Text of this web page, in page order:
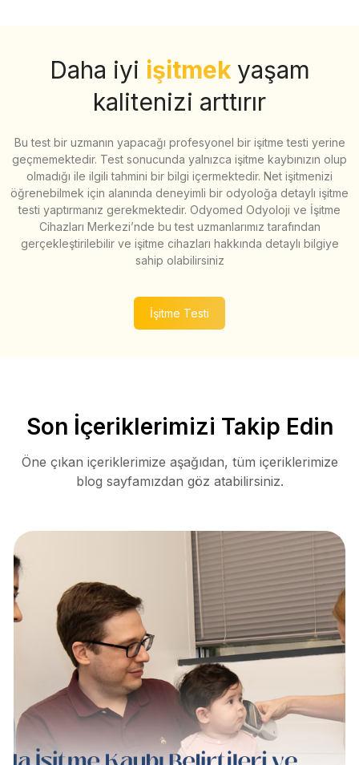
Daha iyi işitmek yaşam
kalitenizi arttırır
Bu test bir uzmanın yapacağı profesyonel bir işitme testi yerine
geçmemektedir. Test sonucunda yalnızca işitme kaybınızın olup
olmadığı ile ilgili tahmini bir bilgi içermektedir. Net işitmenizi
öğrenebilmek için alanında deneyimli bir odyoloğa detaylı işitme
testi yaptırmanız gerekmektedir. Odyomed Odyoloji ve İşitme
Cihazları Merkezi’nde bu test uzmanlarımız tarafından
gerçekleştirilebilir ve işitme cihazları hakkında detaylı bilgiye
sahip olabilirsiniz
İşitme Testi
Son İçeriklerimizi Takip Edin
Öne çıkan içeriklerimize aşağıdan, tüm içeriklerimize
blog sayfamızdan göz atabilirsiniz.